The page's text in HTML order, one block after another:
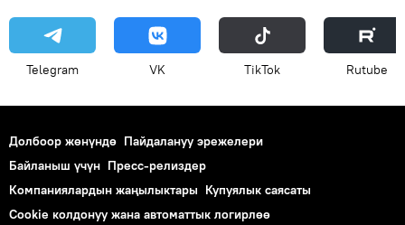
Telegram VK ТikТоk Rutube
Долбоор жөнүндө Пайдалануу эрежелери
Байланыш үчүн Пресс-релиздер
Компаниялардын жаңылыктары Купуялык саясаты
Cookie колдонуу жана автоматтык логирлөө